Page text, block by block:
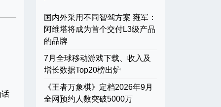
话
国内外采用不同智驾方案 雍军：
阿维塔将成为首个交付L3级产品
的品牌
7月全球移动游戏下载、收入及
增长数据Top20榜出炉
《王者万象棋》定档2026年9月
全网预约人数突破5000万